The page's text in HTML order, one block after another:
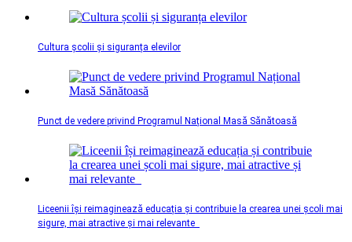
Cultura școlii și siguranța elevilor
Punct de vedere privind Programul Național Masă Sănătoasă
Liceenii își reimaginează educația și contribuie la crearea unei școli mai
sigure, mai atractive și mai relevante